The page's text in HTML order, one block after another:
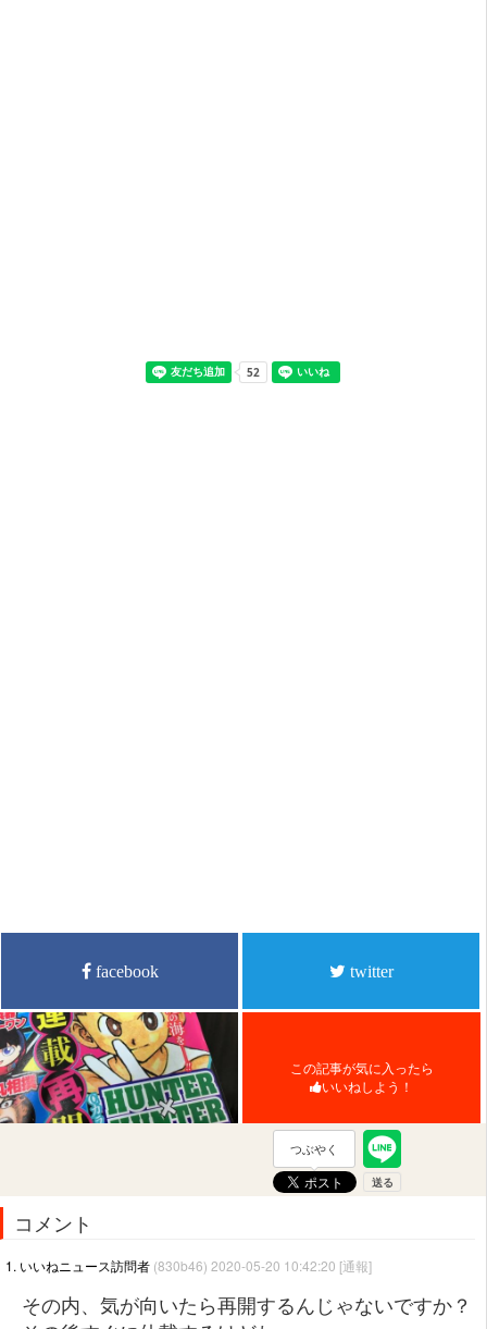
facebook twitter
この記事が気に入ったら
いいねしよう！
つぶやく
コメント
1. いいねニュース訪問者 (830b46) 2020-05-20 10:42:20 [通報]
その内、気が向いたら再開するんじゃないですか？